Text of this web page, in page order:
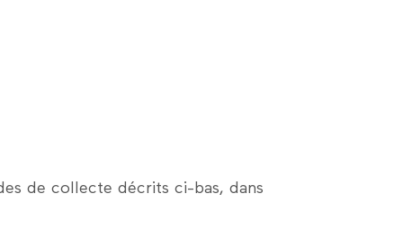
de collecte décrits ci-bas, dans